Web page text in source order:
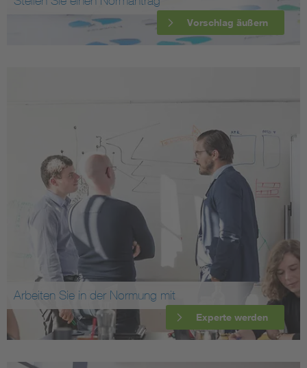
Vorschlag äußern
Arbeiten Sie in der Normung mit
Experte werden